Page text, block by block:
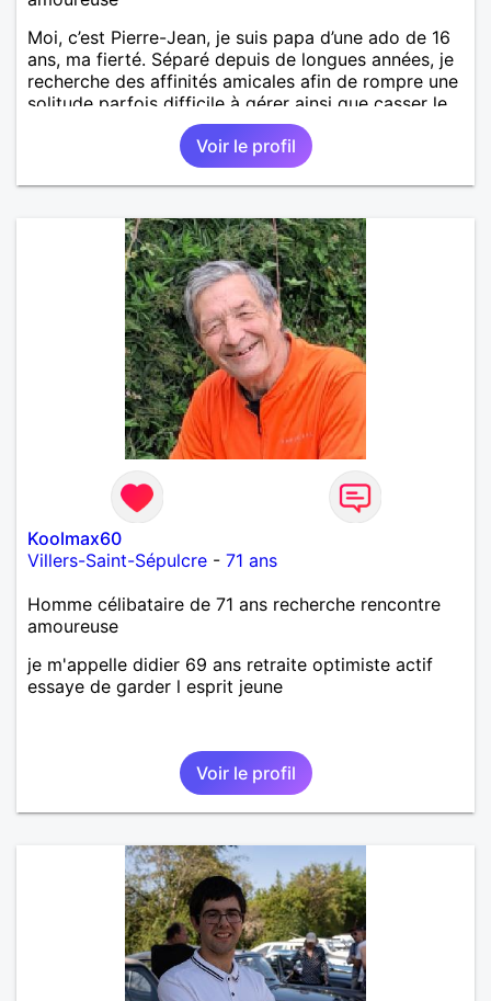
Moi, c’est Pierre-Jean, je suis papa d’une ado de 16
ans, ma fierté. Séparé depuis de longues années, je
recherche des affinités amicales afin de rompre une
solitude parfois difficile à gérer ainsi que casser le
vague à l’âme. L’amitié reste extrêmement
importante à mes yeux mais peut se décliner en des
sentiments plus puissants. « Le temps fera son
œuvre » disait Arthur Schopenhauer, philosophe
autant être trop locace. Je suis bourré de qualités
avec très peu de défauts. Je suis altruiste,
bienveillant, empathique, attentionné, honnête,
respectueux, doux de caractère et compréhensif : je
laisse « glisser » beaucoup de choses. Mais ne vous
m’éprenez pas Mesdames, si une personne que
j’aime me trahit une fois, il n’y aura pas de seconde
chance et je l’effacerai à « vitam eternam ».
Néanmoins, je suis un tout petit peu maniaque ainsi
qu’impatient. J’essaye de faire des efforts. Rien de
bien dramatique ! Du moins je le pense……Je suis un
homme facile à vivre. À vous si vous le souhaitez,
d’apprendre à me connaître davantage. J’en serai
ravi….A très bientôt je l’espère.
Voir le profil
Koolmax60
Villers-Saint-Sépulcre - 71 ans
Homme célibataire de 71 ans recherche rencontre
amoureuse
je m'appelle didier 69 ans retraite optimiste actif
essaye de garder l esprit jeune
Voir le profil